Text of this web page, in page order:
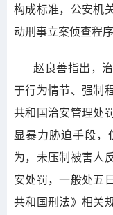
构成标准，公安机
动刑事立案侦查程
赵良善指出，
于行为情节、强制
共和国治安管理处
显暴力胁迫手段
为，未压制被害人
安处罚，一般处五
共和国刑法》相关